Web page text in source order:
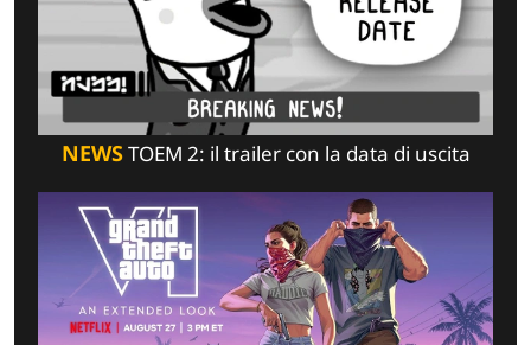
NEWSTOEM 2: il trailer con la data di uscita